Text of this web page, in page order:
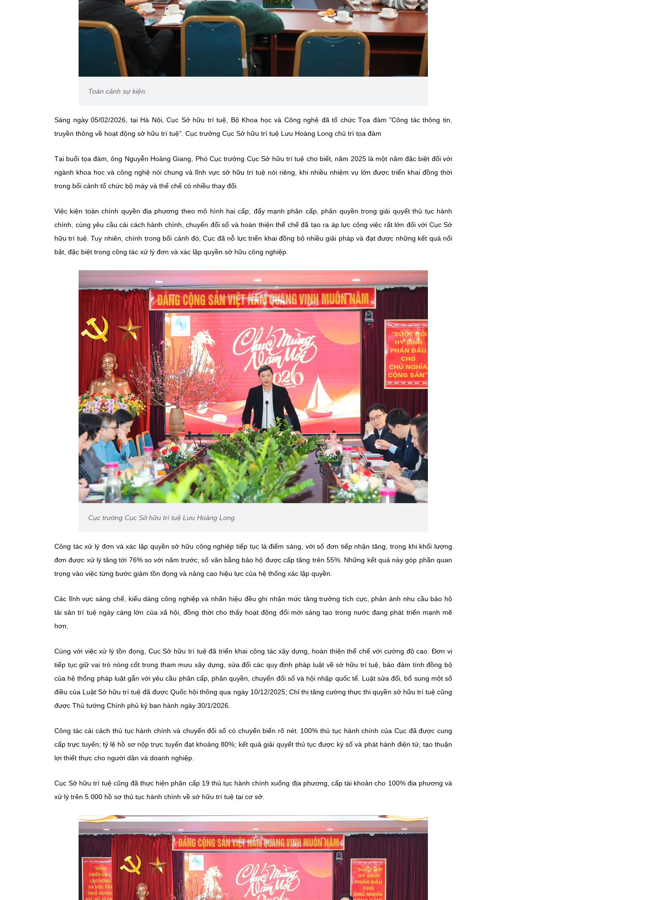
Toàn cảnh sự kiện.
Sáng ngày 05/02/2026, tại Hà Nội, Cục Sở hữu trí tuệ, Bộ Khoa học và Công nghệ đã tổ chức Tọa đàm "Công tác thông tin,
truyền thông về hoạt động sở hữu trí tuệ". Cục trưởng Cục Sở hữu trí tuệ Lưu Hoàng Long chủ trì tọa đàm
Tại buổi tọa đàm, ông Nguyễn Hoàng Giang, Phó Cục trưởng Cục Sở hữu trí tuệ cho biết, năm 2025 là một năm đặc biệt đối với
ngành khoa học và công nghệ nói chung và lĩnh vực sở hữu trí tuệ nói riêng, khi nhiều nhiệm vụ lớn được triển khai đồng thời
trong bối cảnh tổ chức bộ máy và thể chế có nhiều thay đổi.
Việc kiện toàn chính quyền địa phương theo mô hình hai cấp, đẩy mạnh phân cấp, phân quyền trong giải quyết thủ tục hành
chính, cùng yêu cầu cải cách hành chính, chuyển đổi số và hoàn thiện thể chế đã tạo ra áp lực công việc rất lớn đối với Cục Sở
hữu trí tuệ. Tuy nhiên, chính trong bối cảnh đó, Cục đã nỗ lực triển khai đồng bộ nhiều giải pháp và đạt được những kết quả nổi
bật, đặc biệt trong công tác xử lý đơn và xác lập quyền sở hữu công nghiệp.
Cục trưởng Cục Sở hữu trí tuệ Lưu Hoàng Long
Công tác xử lý đơn và xác lập quyền sở hữu công nghiệp tiếp tục là điểm sáng, với số đơn tiếp nhận tăng, trong khi khối lượng
đơn được xử lý tăng tới 76% so với năm trước; số văn bằng bảo hộ được cấp tăng trên 55%. Những kết quả này góp phần quan
trọng vào việc từng bước giảm tồn đọng và nâng cao hiệu lực của hệ thống xác lập quyền.
Các lĩnh vực sáng chế, kiểu dáng công nghiệp và nhãn hiệu đều ghi nhận mức tăng trưởng tích cực, phản ánh nhu cầu bảo hộ
tài sản trí tuệ ngày càng lớn của xã hội, đồng thời cho thấy hoạt động đổi mới sáng tạo trong nước đang phát triển mạnh mẽ
hơn.
Cùng với việc xử lý tồn đọng, Cục Sở hữu trí tuệ đã triển khai công tác xây dựng, hoàn thiện thể chế với cường độ cao. Đơn vị
tiếp tục giữ vai trò nòng cốt trong tham mưu xây dựng, sửa đổi các quy định pháp luật về sở hữu trí tuệ, bảo đảm tính đồng bộ
của hệ thống pháp luật gắn với yêu cầu phân cấp, phân quyền, chuyển đổi số và hội nhập quốc tế. Luật sửa đổi, bổ sung một số
điều của Luật Sở hữu trí tuệ đã được Quốc hội thông qua ngày 10/12/2025; Chỉ thị tăng cường thực thi quyền sở hữu trí tuệ cũng
được Thủ tướng Chính phủ ký ban hành ngày 30/1/2026.
Công tác cải cách thủ tục hành chính và chuyển đổi số có chuyển biến rõ nét. 100% thủ tục hành chính của Cục đã được cung
cấp trực tuyến; tỷ lệ hồ sơ nộp trực tuyến đạt khoảng 80%; kết quả giải quyết thủ tục được ký số và phát hành điện tử, tạo thuận
lợi thiết thực cho người dân và doanh nghiệp.
Cục Sở hữu trí tuệ cũng đã thực hiện phân cấp 19 thủ tục hành chính xuống địa phương, cấp tài khoản cho 100% địa phương và
xử lý trên 5.000 hồ sơ thủ tục hành chính về sở hữu trí tuệ tại cơ sở.